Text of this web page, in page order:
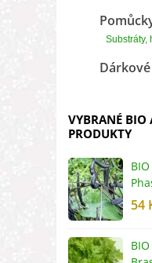
Substráty,
VYBRANÉ BIO
PRODUKTY
54